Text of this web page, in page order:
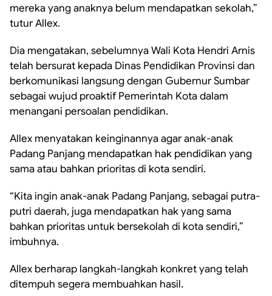
mereka yang anaknya belum mendapatkan sekolah,”
tutur Allex.
Dia mengatakan, sebelumnya Wali Kota Hendri Arnis
telah bersurat kepada Dinas Pendidikan Provinsi dan
berkomunikasi langsung dengan Gubernur Sumbar
sebagai wujud proaktif Pemerintah Kota dalam
menangani persoalan pendidikan.
Allex menyatakan keinginannya agar anak-anak
Padang Panjang mendapatkan hak pendidikan yang
sama atau bahkan prioritas di kota sendiri.
“Kita ingin anak-anak Padang Panjang, sebagai putra-
putri daerah, juga mendapatkan hak yang sama
bahkan prioritas untuk bersekolah di kota sendiri,”
imbuhnya.
Allex berharap langkah-langkah konkret yang telah
ditempuh segera membuahkan hasil.